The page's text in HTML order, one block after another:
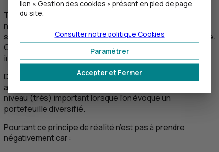
Toutes les activités ne sont pas « vertes »
normal. Fabriquer des vaccins est tout à fait louable
socialement mais n’atténue pas le changement climatique.
Ce n’est pas pour autant que c’est un mauvais
investissement. Il n’est juste pas vert.
Dès lors, il est important de savoir qu’en 2023 un
alignement à la taxonomie supérieur à 10% est déjà un
niveau (très) important lorsque l’on évoque un
portefeuille diversifié.
Pourtant ce principe de réalité n’est pas à prendre
négativement car :
lien « Gestion des cookies » présent en pied de page
du site.
Accepter et Fermer
Paramétrer
Consulter notre politique Cookies